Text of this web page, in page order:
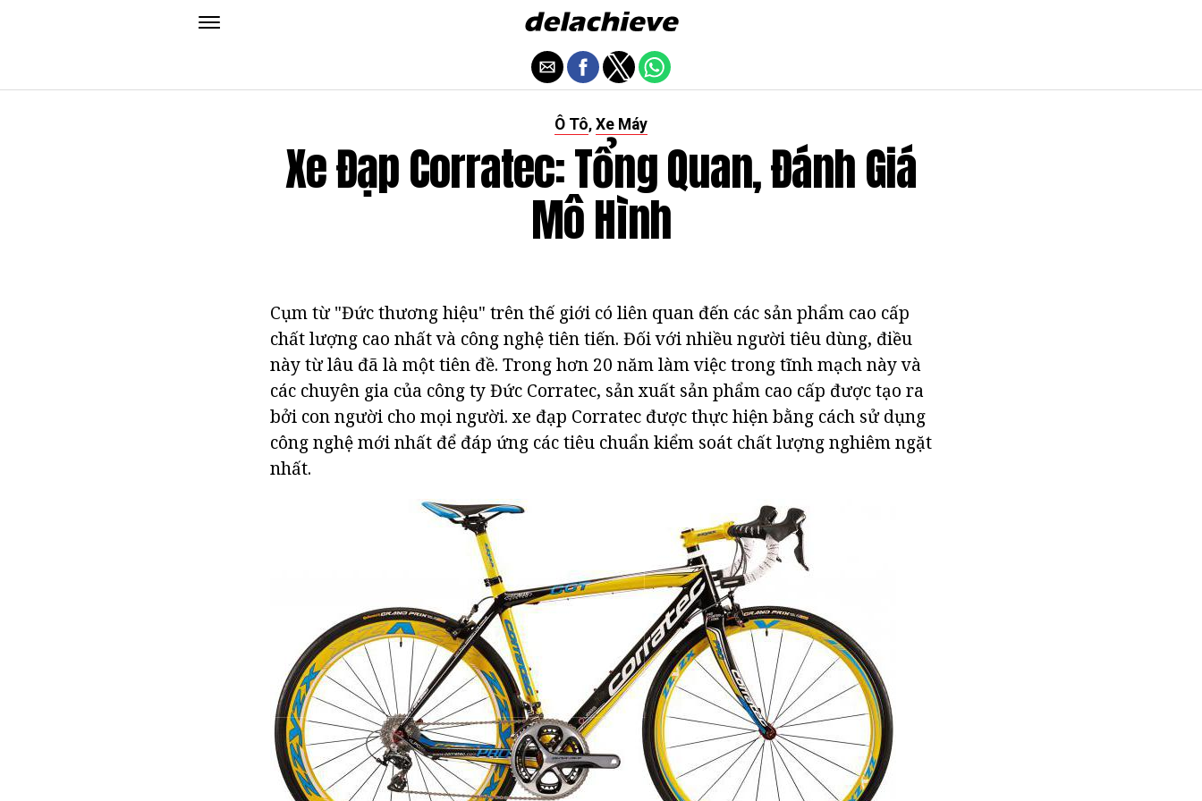
Ô Tô, Xe Máy
Xe Đạp Corratec: Tổng Quan, Đánh Giá
Mô Hình
Cụm từ "Đức thương hiệu" trên thế giới có liên quan đến các sản phẩm cao cấp
chất lượng cao nhất và công nghệ tiên tiến. Đối với nhiều người tiêu dùng, điều
này từ lâu đã là một tiên đề. Trong hơn 20 năm làm việc trong tĩnh mạch này và
các chuyên gia của công ty Đức Corratec, sản xuất sản phẩm cao cấp được tạo ra
bởi con người cho mọi người. xe đạp Corratec được thực hiện bằng cách sử dụng
công nghệ mới nhất để đáp ứng các tiêu chuẩn kiểm soát chất lượng nghiêm ngặt
nhất.